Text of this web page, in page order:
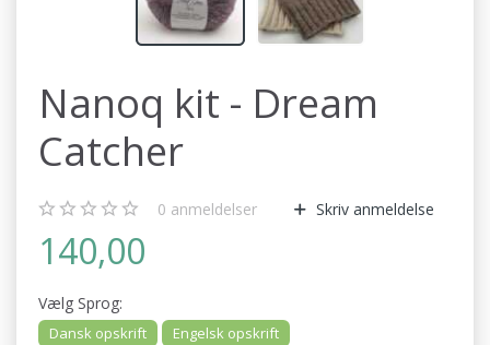
Nanoq kit - Dream
Catcher
0 anmeldelser Skriv anmeldelse
140,00
Vælg Sprog:
Dansk opskrift Engelsk opskrift